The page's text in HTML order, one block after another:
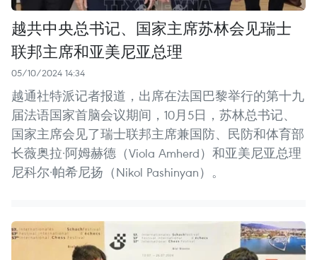
越共中央总书记、国家主席苏林会见瑞士
联邦主席和亚美尼亚总理
05/10/2024 14:34
越通社特派记者报道，出席在法国巴黎举行的第十九
届法语国家首脑会议期间，10月5日，苏林总书记、
国家主席会见了瑞士联邦主席兼国防、民防和体育部
长薇奥拉·阿姆赫德（Viola Amherd）和亚美尼亚总理
尼科尔·帕希尼扬（Nikol Pashinyan）。